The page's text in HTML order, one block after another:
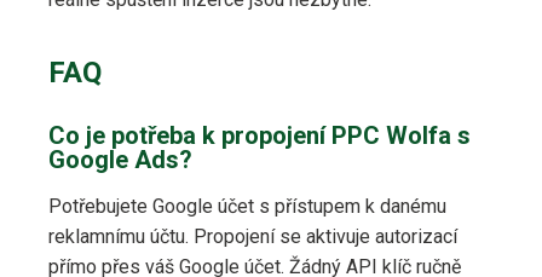
FAQ
Co je potřeba k propojení PPC Wolfa s
Google Ads?
Potřebujete Google účet s přístupem k danému
reklamnímu účtu. Propojení se aktivuje autorizací
přímo přes váš Google účet. Žádný API klíč ručně